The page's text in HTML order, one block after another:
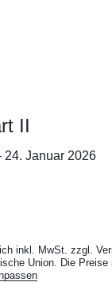
II
24. Januar 2026
inkl. MwSt. zzgl.
Union. Die Preise